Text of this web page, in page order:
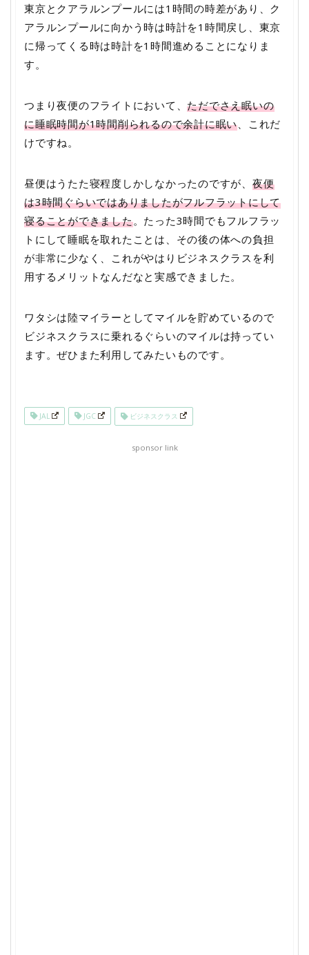
東京とクアラルンプールには1時間の時差があり、ク
アラルンプールに向かう時は時計を1時間戻し、東京
に帰ってくる時は時計を1時間進めることになりま
す。
つまり夜便のフライトにおいて、ただでさえ眠いの
に睡眠時間が1時間削られるので余計に眠い 、これだ
けですね。
昼便はうたた寝程度しかしなかったのですが、 夜便
は3時間ぐらいではありましたがフルフラットにして
寝ることができました。たった3時間でもフルフラッ
トにして睡眠を取れたことは、その後の体への負担
が非常に少なく、これがやはりビジネスクラスを利
用するメリットなんだなと実感できました。
ワタシは陸マイラーとしてマイルを貯めているので
ビジネスクラスに乗れるぐらいのマイルは持ってい
ます。ぜひまた利用してみたいものです。
JAL JGC ビジネスクラス
sponsor link